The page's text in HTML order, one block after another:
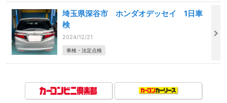
埼玉県深谷市 ホンダオデッセイ 1日車
検
2024/12/21
車検・法定点検